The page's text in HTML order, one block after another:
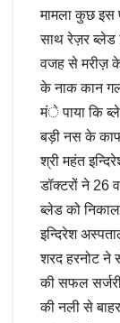
मामला कुछ इस
साथ रेज़र ब्लेड
वजह से मरीज़
के नाक कान
मंे पाया कि
बड़ी नस के
श्री महंत
डॉक्टरों ने 26
ब्लेड को
इन्दिरेश
शरद हरनोट ने
की सफल सर्जरी
की नली से